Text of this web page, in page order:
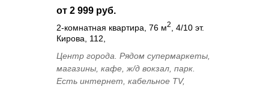
от 2 999 руб.
2-комнатная квартира, 76 м2
, 4/10 эт.
Кирова, 112,
Центр города. Рядом супермаркеты,
магазины, кафе, ж/д вокзал, парк.
Есть интернет, кабельное TV,